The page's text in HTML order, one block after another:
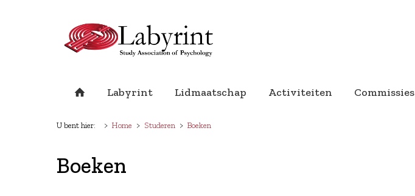
Labyrint Lidmaatschap Activiteiten Commissies
U bent hier: Home Studeren Boeken
Boeken